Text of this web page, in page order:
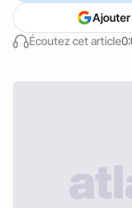
Écoutez cet article